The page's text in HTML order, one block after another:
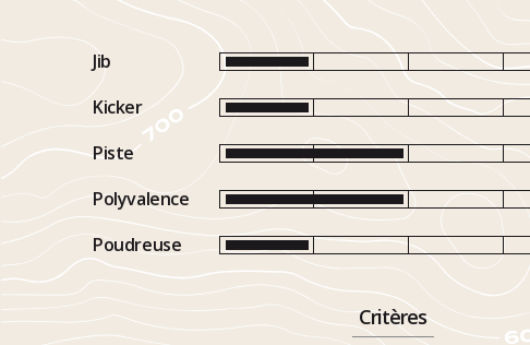
Jib
Kicker
Piste
Polyvalence
Poudreuse
Critères